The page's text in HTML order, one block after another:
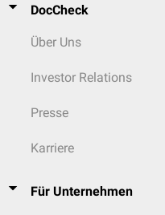
DocCheck
Über Uns
Investor Relations
Presse
Karriere
Für Unternehmen